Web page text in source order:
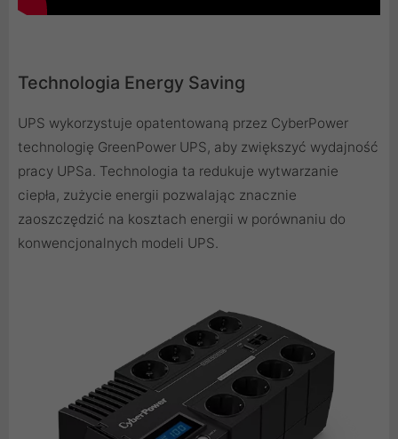
Technologia Energy Saving
UPS wykorzystuje opatentowaną przez CyberPower
technologię GreenPower UPS, aby zwiększyć wydajność
pracy UPSa. Technologia ta redukuje wytwarzanie
ciepła, zużycie energii pozwalając znacznie
zaoszczędzić na kosztach energii w porównaniu do
konwencjonalnych modeli UPS.